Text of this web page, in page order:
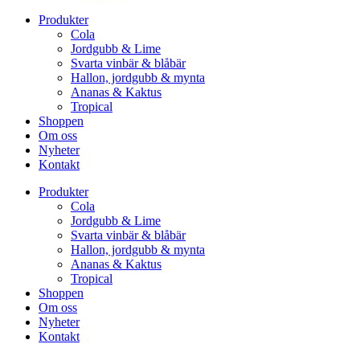
Produkter
Cola
Jordgubb & Lime
Svarta vinbär & blåbär
Hallon, jordgubb & mynta
Ananas & Kaktus
Tropical
Shoppen
Om oss
Nyheter
Kontakt
Produkter
Cola
Jordgubb & Lime
Svarta vinbär & blåbär
Hallon, jordgubb & mynta
Ananas & Kaktus
Tropical
Shoppen
Om oss
Nyheter
Kontakt